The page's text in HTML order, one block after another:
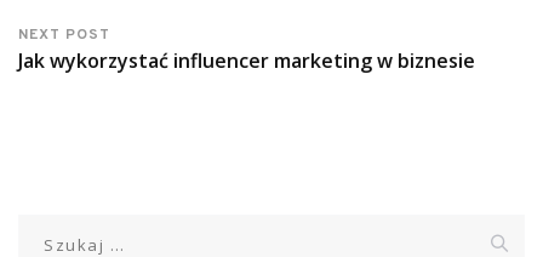
NEXT POST
Jak wykorzystać influencer marketing w biznesie